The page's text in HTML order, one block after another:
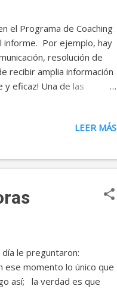
el Programa de Coaching
informe. Por ejemplo, hay
resolución de
recibir amplia información
y eficaz! Una de las
o relativo a la
lo que piensa y pensar
LEER MÁS
le preguntaron:
ese momento lo único que
así; la verdad es que